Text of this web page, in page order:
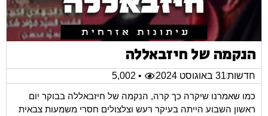
הנקמה של חיזבאללה
חדשות31 באוגוסט 2024
• 5,002
כמו שאמרנו שיקרה כך קרה, הנקמה של חיזבאללה בבוקר יום
ראשון השבוע הייתה בעיקר רעש וצלצולים חסרי משמעות צבאית